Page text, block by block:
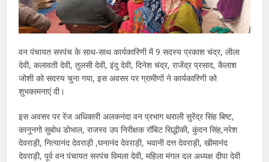
वन पंचायत सरपंच के साथ-साथ कार्यकारिणी में 9 सदस्य प्रकाश चंद्र, लीला
देवी, कलावती देवी, तुलसी देवी, इंदु देवी, दिनेश चंद्र, राजेंद्र प्रसाद, कैलाश
जोशी को सदस्य चुना गया, इस अवसर पर ग्रामीणों ने कार्यकारिणी को
शुभकामनाएं दी।
इस अवसर पर रेंज अधिकारी अलकनंदा वन प्रभाग थराली सुरेंद्र सिंह बिष्ट,
कानूनगो सुबोध डोभाल, राजस्व उप निरीक्षक रॉबिट सिद्धीकी, कुंदन सिंह,नरेश
देवराड़ी, नित्यानंद देवराड़ी ,घनानंद देवराड़ी, भवानी दत्त देवराड़ी, खीमानंद
देवराड़ी, पूर्व वन पंचायत सरपंच विमला देवी, महिला मंगल दल अध्यक्ष दीपा देवी